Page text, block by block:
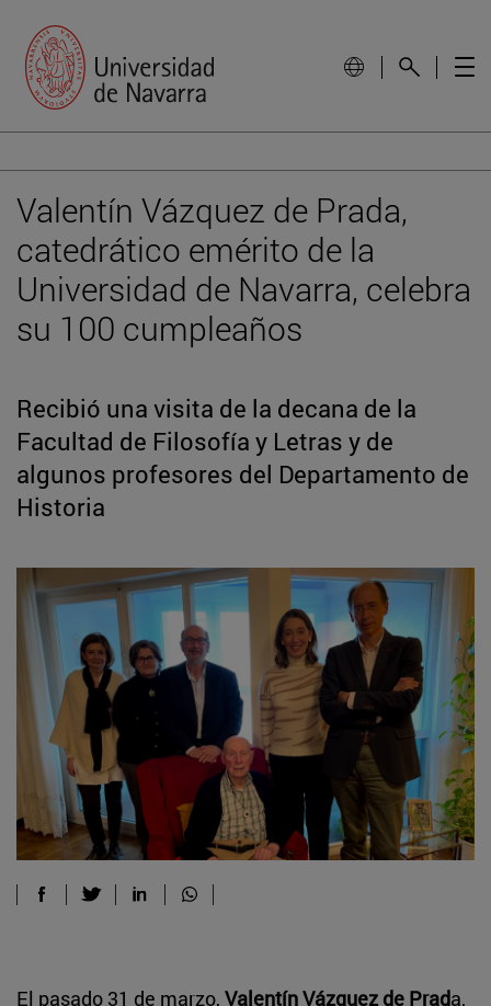
Valentín Vázquez de Prada,
catedrático emérito de la
Universidad de Navarra, celebra
su 100 cumpleaños
Recibió una visita de la decana de la
Facultad de Filosofía y Letras y de
algunos profesores del Departamento de
Historia
El pasado 31 de marzo, Valentín Vázquez de Prada,